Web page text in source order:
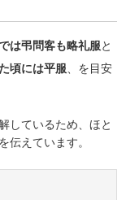
は弔問客も略礼服と
頃には平服、を目安
しているため、ほと
伝えています。